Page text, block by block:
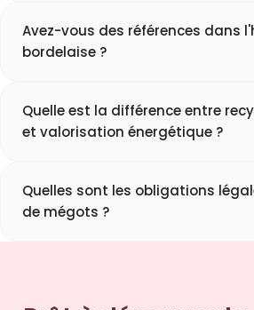
Avez-vous des références dans
bordelaise ?
Quelle est la différence entre
et valorisation énergétique ?
Quelles sont les obligations
de mégots ?